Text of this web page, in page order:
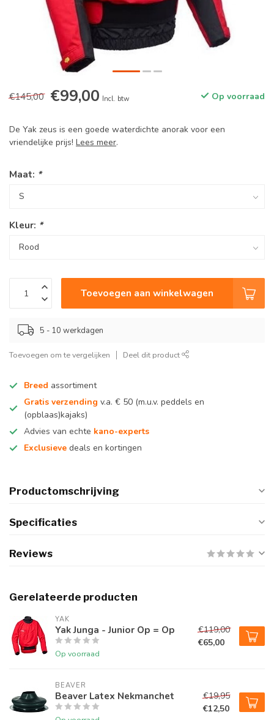
€145,00 €99,00 Incl. btw Op voorraad
De Yak zeus is een goede waterdichte anorak voor een
vriendelijke prijs! Lees meer.
Maat: *
Kleur: *
Toevoegen aan winkelwagen
5 - 10 werkdagen
Toevoegen om te vergelijken Deel dit product
Breed assortiment
Gratis verzending v.a. € 50 (m.u.v. peddels en
(opblaas)kajaks)
Advies van echte kano-experts
Exclusieve deals en kortingen
Productomschrijving
Specificaties
Reviews
Gerelateerde producten
YAK
Yak Junga - Junior Op = Op
Op voorraad
€119,00
€65,00
BEAVER
Beaver Latex Nekmanchet
€19,95
€12,50